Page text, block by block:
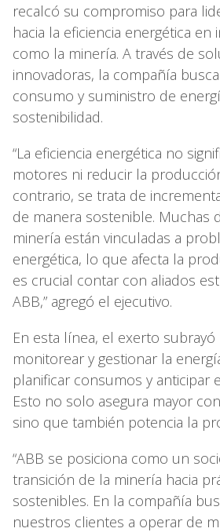
recalcó su compromiso para
hacia la eficiencia energética en
como la minería. A través de
innovadoras, la compañía
consumo y suministro de
sostenibilidad.
“La eficiencia energética no
motores ni reducir la
contrario, se trata de
de manera sostenible. Muchas
minería están vinculadas a
energética, lo que afecta la
es crucial contar con aliados
ABB,” agregó el ejecutivo.
En esta línea, el exerto
monitorear y gestionar la
planificar consumos y anticipar
Esto no solo asegura mayor
sino que también potencia la
“ABB se posiciona como un
transición de la minería hacia
sostenibles. En la compañía
nuestros clientes a operar de